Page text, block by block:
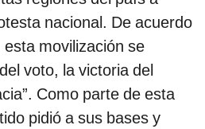
nacional. De acuerdo
movilización se
voto, la victoria del
Como parte de esta
pidió a sus bases y